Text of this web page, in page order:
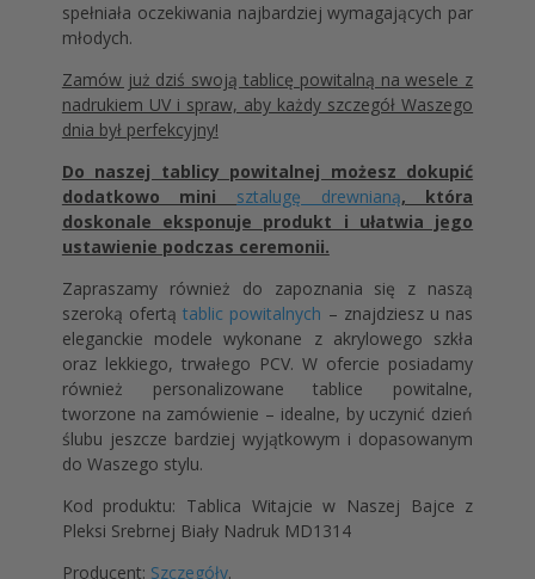
spełniała oczekiwania najbardziej wymagających par
młodych.
Zamów już dziś swoją tablicę powitalną na wesele z
nadrukiem UV i spraw, aby każdy szczegół Waszego
dnia był perfekcyjny!
Do naszej tablicy powitalnej możesz dokupić
dodatkowo mini sztalugę drewnianą, która
doskonale eksponuje produkt i ułatwia jego
ustawienie podczas ceremonii.
Zapraszamy również do zapoznania się z naszą
szeroką ofertątablic powitalnych – znajdziesz u nas
eleganckie modele wykonane z akrylowego szkła
oraz lekkiego, trwałego PCV. W ofercie posiadamy
również personalizowane tablice powitalne,
tworzone na zamówienie – idealne, by uczynić dzień
ślubu jeszcze bardziej wyjątkowym i dopasowanym
do Waszego stylu.
Kod produktu: Tablica Witajcie w Naszej Bajce z
Pleksi Srebrnej Biały Nadruk MD1314
Producent: Szczegóły.